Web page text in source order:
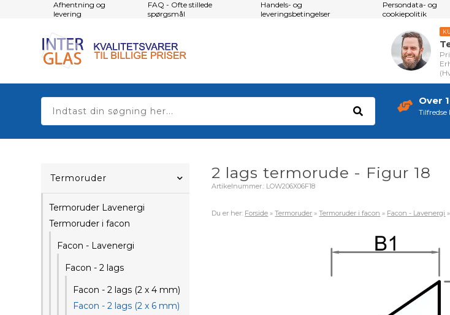
Afhentning og
levering
FAQ - Ofte stillede
spørgsmål
Handels- og
leveringsbetingelser
Persondata- og
cookiepolitik
Over
Tilfredse
Termoruder
Termoruder Lavenergi
Termoruder i facon
Facon - Lavenergi
Facon - 2 lags
Facon - 2 lags (2 x 4 mm)
Facon - 2 lags (2 x 6 mm)
2 lags termorude - Figur 18
Artikelnummer.: LOW206X06F18
Du er her: Forside »Termoruder »Termoruder i facon » Facon - Lavenergi »